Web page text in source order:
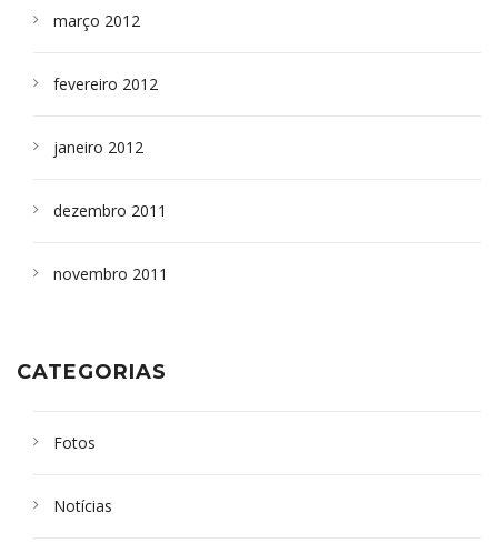
março 2012
fevereiro 2012
janeiro 2012
dezembro 2011
novembro 2011
CATEGORIAS
Fotos
Notícias